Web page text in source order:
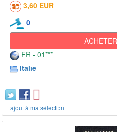
3,60 EUR
0
ACHETER
FR - 01***
Italie
+ ajout à ma sélection